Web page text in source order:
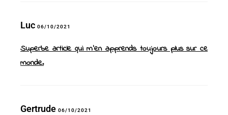
Luc 06/10/2021
Superbe article qui m’en apprends toujours plus sur ce
monde.
Gertrude 06/10/2021